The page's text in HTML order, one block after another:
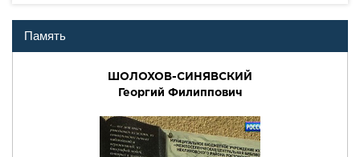
Память
ШОЛОХОВ-СИНЯВСКИЙ
Георгий Филиппович